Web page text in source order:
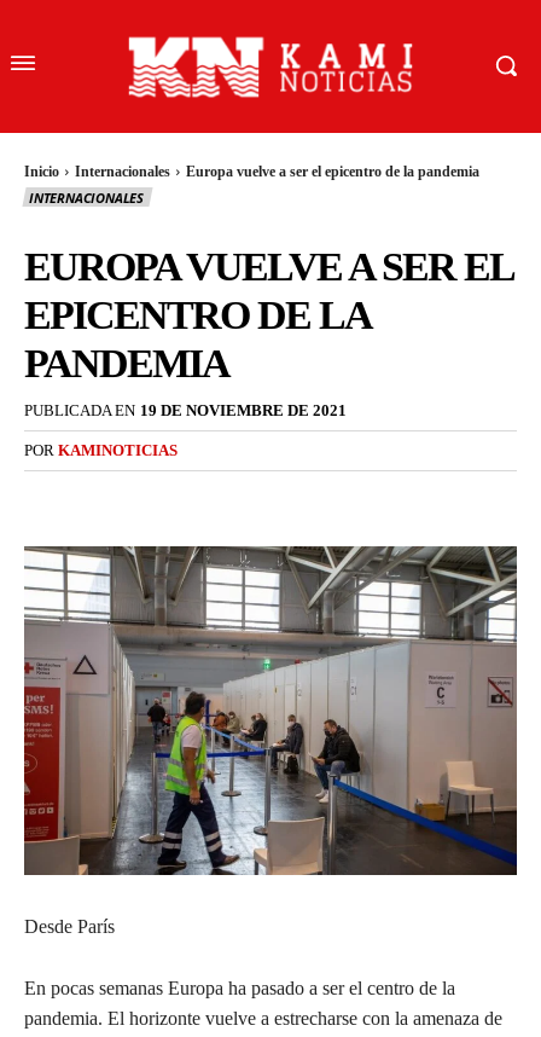
Inicio Internacionales Europa vuelve a ser el epicentro de la pandemia
INTERNACIONALES
EUROPA VUELVE A SER EL
EPICENTRO DE LA
PANDEMIA
PUBLICADA EN 19 DE NOVIEMBRE DE 2021
POR KAMINOTICIAS
Desde París
En pocas semanas Europa ha pasado a ser el centro de la
pandemia. El horizonte vuelve a estrecharse con la amenaza de